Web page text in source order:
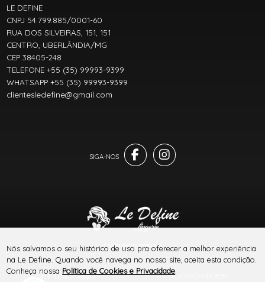
SITE 100% SEGURO PLATAFORMA B2B
LE DEFINE
CNPJ 54.799.885/0001-60
RUA DOS SILVEIRAS, 151, 151
CENTRO, UBERLÂNDIA/MG
CEP 38405-248
TELEFONE +55 (35) 99993-9399
WHATSAPP +55 (35) 99993-9399
clientesledefine@gmail.com
® TODOS DIREITOS RESERVADOS
Nós salvamos o seu histórico de uso pra oferecer a melhor experiência
na Le Define. Quando você navega no nosso site, aceita esta condição.
Conheça nossa Política de Cookies e Privacidade